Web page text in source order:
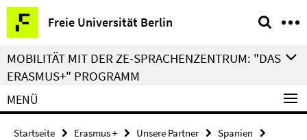
Springe
direkt
zu
Inhalt
Freie Universität Berlin
Service-
Navigation
MOBILITÄT MIT DER ZE-SPRACHENZENTRUM: "DAS
ERASMUS+" PROGRAMM
MENÜ
Startseite Erasmus + Unsere Partner
Spanien